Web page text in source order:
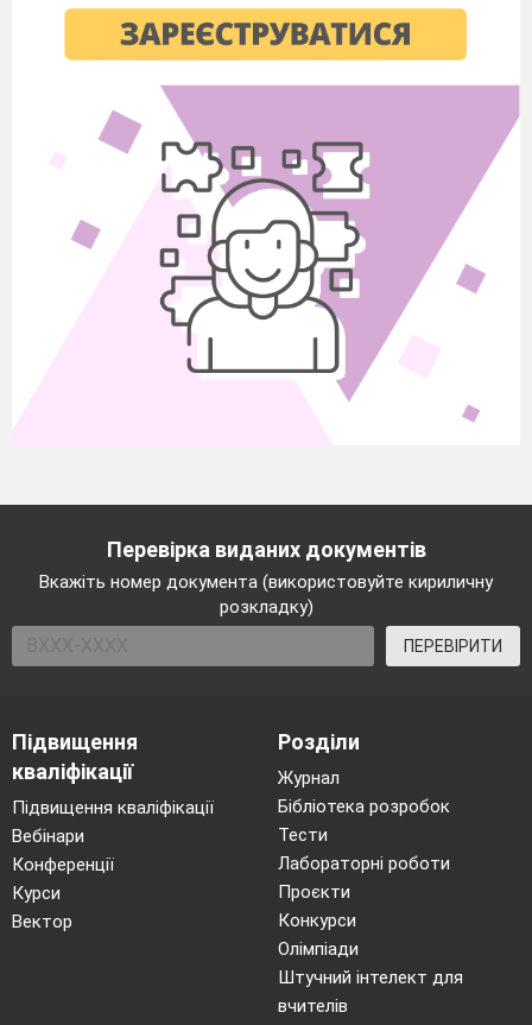
Перевірка виданих документів
Вкажіть номер документа (використовуйте кириличну
розкладку)
ПЕРЕВІРИТИ
Підвищення
кваліфікації
Підвищення кваліфікації
Вебінари
Конференції
Курси
Вектор
Розділи
Журнал
Бібліотека розробок
Тести
Лабораторні роботи
Проєкти
Конкурси
Олімпіади
Штучний інтелект для
вчителів